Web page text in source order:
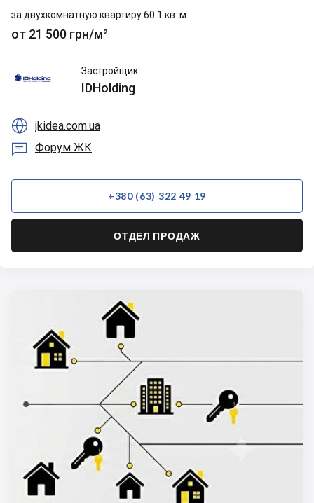
за двухкомнатную квартиру 60.1 кв. м.
от 21 500 грн/м²
Застройщик
IDHolding
 jkidea.com.ua
 Форум ЖК
+380 (63) 322 49 19
ОТДЕЛ ПРОДАЖ